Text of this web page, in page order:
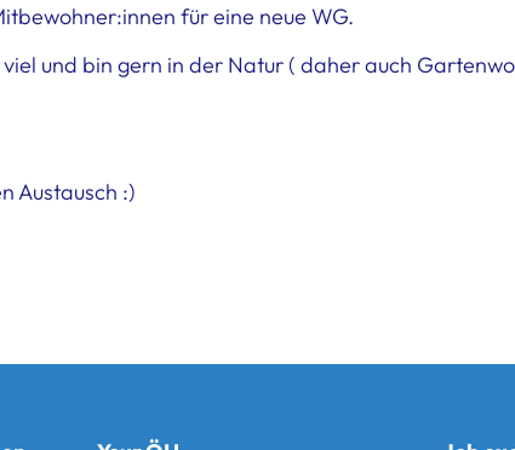
für eine neue WG.
und bin gern in der Natur ( daher auch
Austausch :)